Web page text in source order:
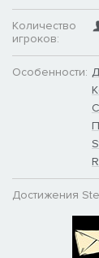
Количество
игроков:
Особенности:
Достижения